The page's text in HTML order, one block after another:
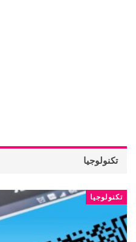
تكنولوجيا
تكنولوجيا